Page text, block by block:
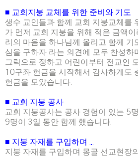
■ 교회지붕 교체를 위한 준비와 기도
생수 교인들과 함께 교회 지붕교체를
가 먼저 교회 지붕을 위해 적은 금액
리의 마음을 하나님께 올리고 함께 기
심을 구하자 라는 의견에 모두 찬성하
그릭으로 정하고 어린이부터 전교인
10구좌 헌금을 시작해서 감사하게도
헌금을 모았습니다.
■ 교회 지붕 공사
교회 지붕공사는 공사 경험이 있는 5
9명이 3일 동안 함께 했습니다.
■ 지붕 자재를 구입하며 ...
지붕 자재를 구입하며 몽골 선교현장